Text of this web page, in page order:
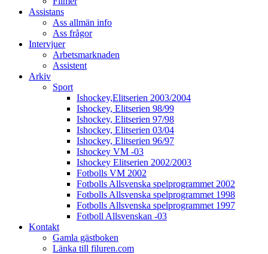
Assistans
Ass allmän info
Ass frågor
Intervjuer
Arbetsmarknaden
Assistent
Arkiv
Sport
Ishockey,Elitserien 2003/2004
Ishockey, Elitserien 98/99
Ishockey, Elitserien 97/98
Ishockey, Elitserien 03/04
Ishockey, Elitserien 96/97
Ishockey VM -03
Ishockey Elitserien 2002/2003
Fotbolls VM 2002
Fotbolls Allsvenska spelprogrammet 2002
Fotbolls Allsvenska spelprogrammet 1998
Fotbolls Allsvenska spelprogrammet 1997
Fotboll Allsvenskan -03
Kontakt
Gamla gästboken
Länka till filuren.com